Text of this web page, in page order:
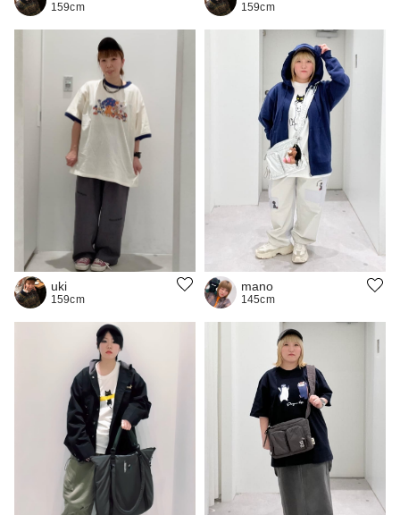
159cm 159cm
uki
159cm
mano
145cm